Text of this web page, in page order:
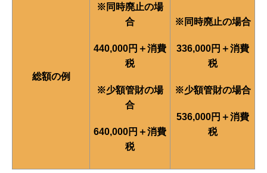
総額の例
※同時廃止の場
合
440,000円＋消費
税
※少額管財の場
合
640,000円＋消費
税
※同時廃止の場合
336,000円＋消費
税
※少額管財の場合
536,000円＋消費
税